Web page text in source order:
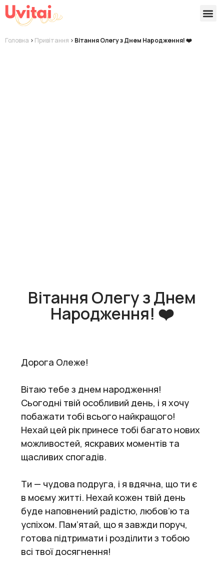
Головна > Привітання > Вітання Олегу з Днем Народження! ❤️
Вітання Олегу з Днем
Народження! ❤️
Дорога Олеже!
Вітаю тебе з днем народження!
Сьогодні твій особливий день, і я хочу
побажати тобі всього найкращого!
Нехай цей рік принесе тобі багато нових
можливостей, яскравих моментів та
щасливих спогадів.
Ти — чудова подруга, і я вдячна, що ти є
в моєму житті. Нехай кожен твій день
буде наповнений радістю, любов’ю та
успіхом. Пам’ятай, що я завжди поруч,
готова підтримати і розділити з тобою
всі твої досягнення!